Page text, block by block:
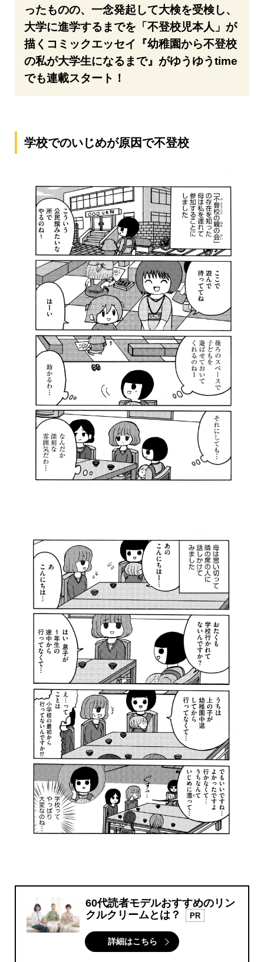
ったものの、一念発起して大検を受検し、
大学に進学するまでを「不登校児本人」が
描くコミックエッセイ『幼稚園から不登校
の私が大学生になるまで』がゆうゆうtime
でも連載スタート！
学校でのいじめが原因で不登校
60代読者モデルおすすめのリン
クルクリームとは？
PR
詳細はこちら